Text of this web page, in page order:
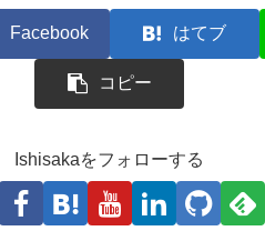
Facebook はてブ
コピー
Ishisakaをフォローする